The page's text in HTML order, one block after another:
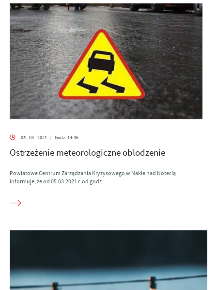
05 - 03 - 2021 | Godz. 14:36
Ostrzeżenie meteorologiczne oblodzenie
Powiatowe Centrum Zarządzania Kryzysowego w Nakle nad Notecią
informuje, że od 05.03.2021 r. od godz...